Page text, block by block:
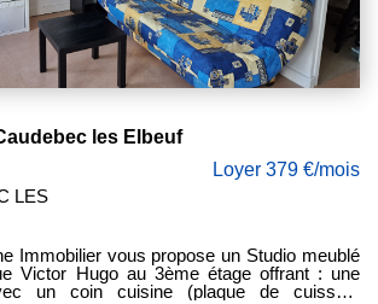
les Elbeuf
Loyer 379 €/mois
LES
Immobilier vous propose un Studio meublé
Victor Hugo au 3ème étage offrant : une
un coin cuisine (plaque de cuisson,